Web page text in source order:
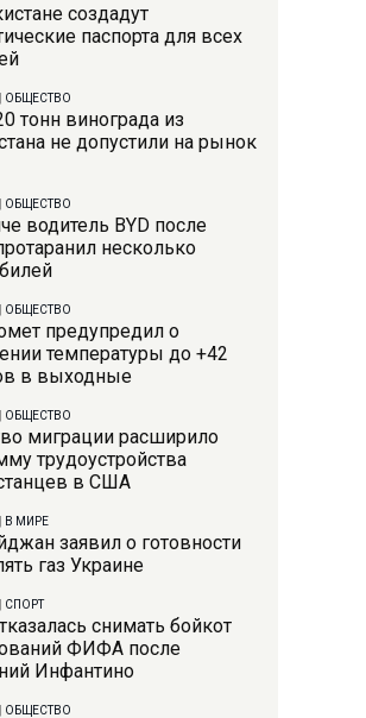
создадут
паспорта для всех
ОБЩЕСТВО
тонн винограда из
не допустили на рынок
ОБЩЕСТВО
водитель BYD после
несколько
ОБЩЕСТВО
предупредил о
температуры до +42
в выходные
ОБЩЕСТВО
миграции расширило
трудоустройства
в США
В МИРЕ
заявил о готовности
газ Украине
СПОРТ
снимать бойкот
ФИФА после
Инфантино
ОБЩЕСТВО